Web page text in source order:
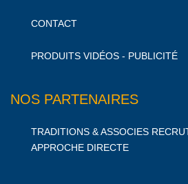
CONTACT
PRODUITS VIDÉOS - PUBLICITÉ
NOS PARTENAIRES
TRADITIONS & ASSOCIES
APPROCHE DIRECTE